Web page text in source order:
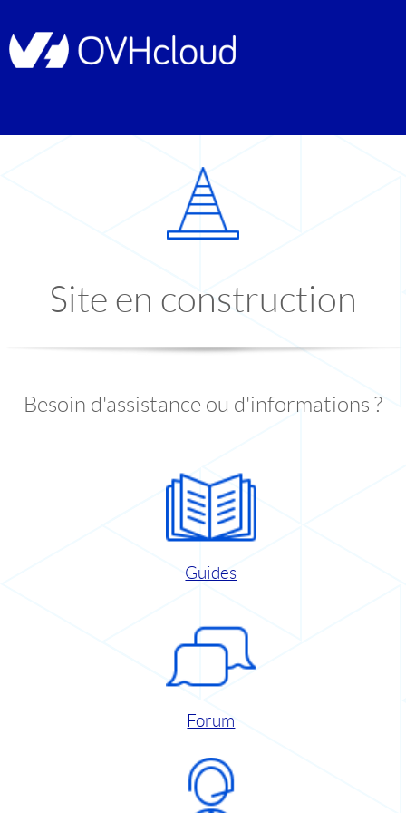
Site en construction
Besoin d'assistance ou d'informations ?
Guides
Forum